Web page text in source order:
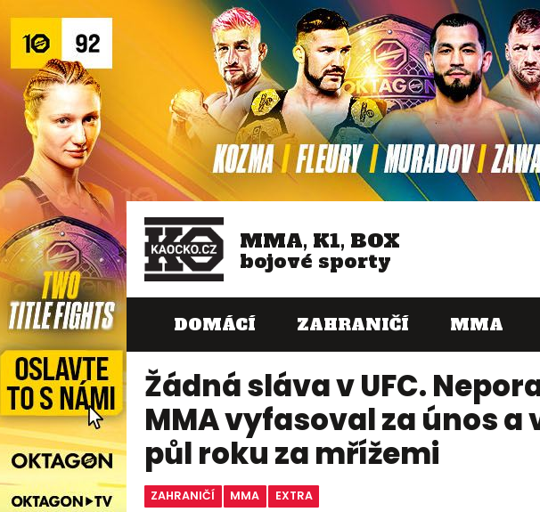
MMA, K1, BOX
bojové sporty
DOMÁCÍ ZAHRANIČÍ MMA
Žádná sláva v UFC.
MMA vyfasoval za únos
půl roku za mřížemi
ZAHRANIČÍ MMA EXTRA